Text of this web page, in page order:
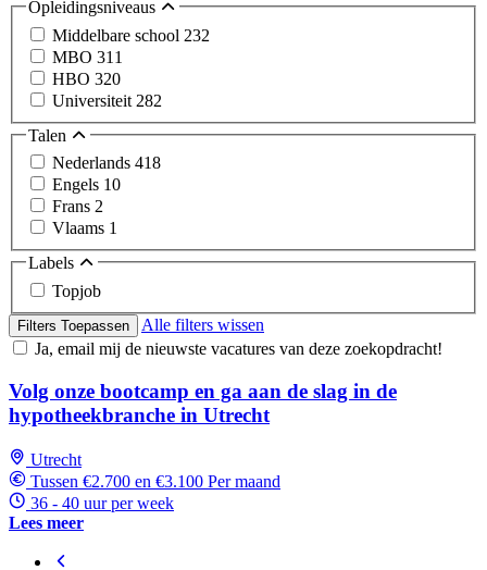
Opleidingsniveaus
Middelbare school 232
MBO 311
HBO 320
Universiteit 282
Talen
Nederlands 418
Engels 10
Frans 2
Vlaams 1
Labels
Topjob
Filters Toepassen
Alle filters wissen
Ja, email mij de nieuwste vacatures van deze zoekopdracht!
Volg onze bootcamp en ga aan de slag in de
hypotheekbranche in Utrecht
Utrecht
Tussen €2.700 en €3.100 Per maand
36 - 40 uur per week
Lees meer